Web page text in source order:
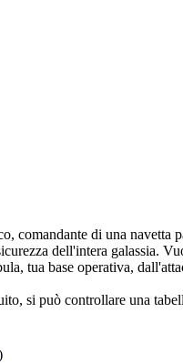
comandante di una
dell'intera galassia.
tua base operativa,
si può controllare una